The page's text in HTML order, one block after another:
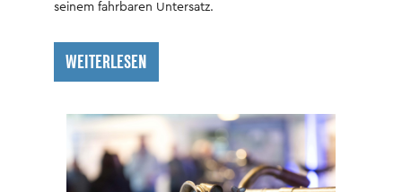
seinem fahrbaren Untersatz.
WEITERLESEN